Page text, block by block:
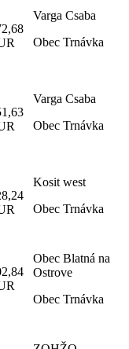
Varga Csaba
Obec Trnávka
Varga Csaba
Obec Trnávka
Kosit west
Obec Trnávka
Obec Blatná na
Ostrove
Obec Trnávka